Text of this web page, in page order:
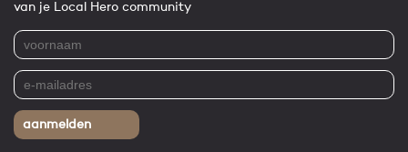
van je Local Hero community
aanmelden